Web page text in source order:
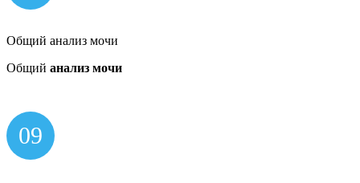
Общий анализ мочи
Общий анализ мочи
09